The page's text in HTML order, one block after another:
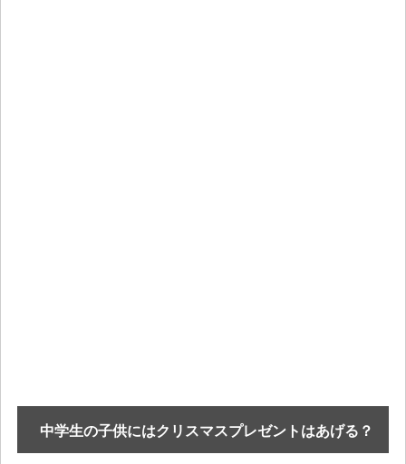
中学生の子供にはクリスマスプレゼントはあげる？